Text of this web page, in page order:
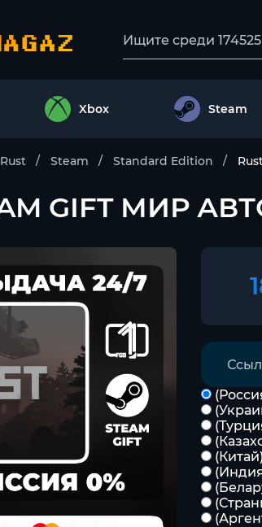
Xbox Steam
Rust Steam Standard Edition
GIFT МИР